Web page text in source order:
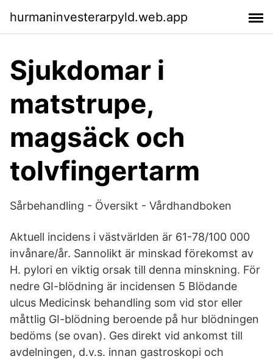
hurmaninvesterarpyld.web.app
Sjukdomar i
matstrupe,
magsäck och
tolvfingertarm
Sårbehandling - Översikt - Vårdhandboken
Aktuell incidens i västvärlden är 61-78/100 000
invånare/år. Sannolikt är minskad förekomst av
H. pylori en viktig orsak till denna minskning. För
nedre GI-blödning är incidensen 5 Blödande
ulcus Medicinsk behandling som vid stor eller
måttlig GI-blödning beroende på hur blödningen
bedöms (se ovan). Ges direkt vid ankomst till
avdelningen, d.v.s. innan gastroskopi och